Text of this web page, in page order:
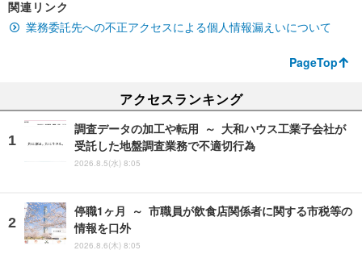
関連リンク
業務委託先への不正アクセスによる個人情報漏えいについて
PageTop
アクセスランキング
調査データの加工や転用 ～ 大和ハウス工業子会社が
受託した地盤調査業務で不適切行為
2026.8.5(水) 8:05
停職1ヶ月 ～ 市職員が飲食店関係者に関する市税等の
情報を口外
2026.8.6(木) 8:05